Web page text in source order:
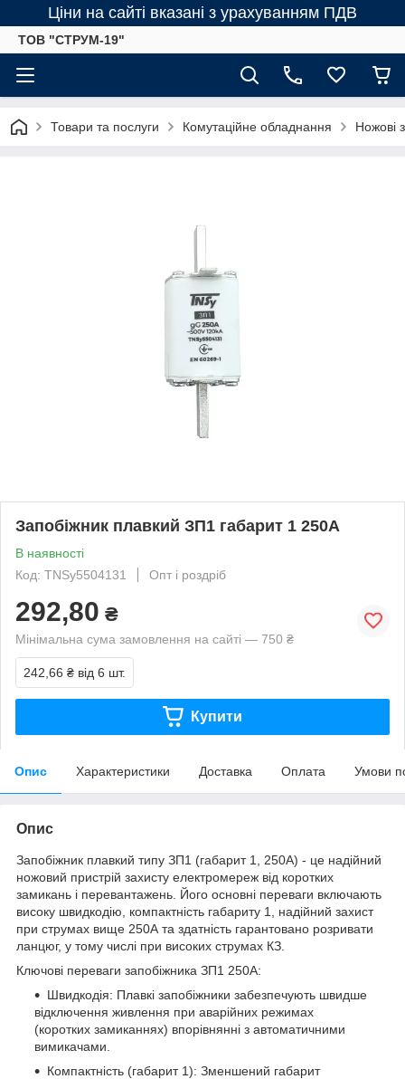
Ціни на сайті вказані з урахуванням ПДВ
ТОВ "СТРУМ-19"
Товари та послуги Комутаційне обладнання Ножові
Запобіжник плавкий ЗП1 габарит 1 250А
В наявності
Код: TNSy5504131
Опт і роздріб
292,80 ₴
Мінімальна сума замовлення на сайті — 750 ₴
242,66 ₴ від 6 шт.
Купити
Опис Характеристики Доставка Оплата Умови
Опис
Запобіжник плавкий типу ЗП1 (габарит 1, 250А) - це надійний
ножовий пристрій захисту електромереж від коротких
замикань і перевантажень. Його основні переваги включають
високу швидкодію, компактність габариту 1, надійний захист
при струмах вище 250А та здатність гарантовано розривати
ланцюг, у тому числі при високих струмах КЗ.
Ключові переваги запобіжника ЗП1 250А:
Швидкодія: Плавкі запобіжники забезпечують швидше
відключення живлення при аварійних режимах
(коротких замиканнях) впорівнянні з автоматичними
вимикачами.
Компактність (габарит 1): Зменшений габарит